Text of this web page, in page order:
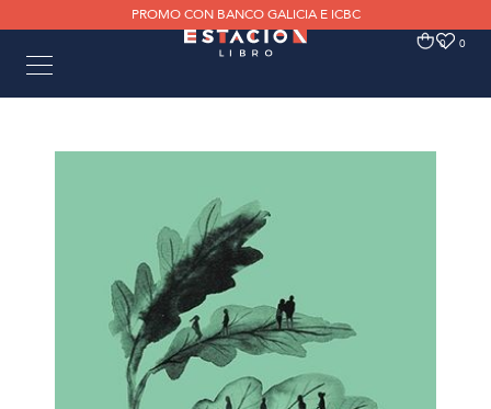
PROMO CON BANCO GALICIA E ICBC
0 0